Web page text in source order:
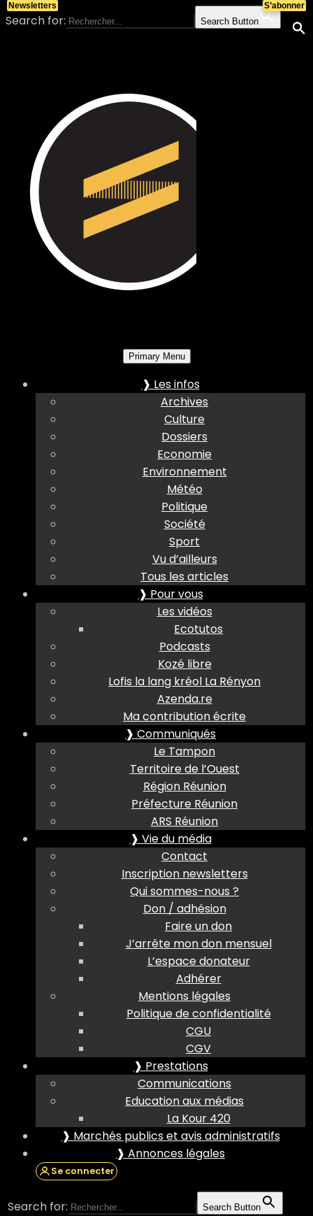
Search for: Search Button
Primary Menu
❱ Les infos
Archives
Culture
Dossiers
Economie
Environnement
Météo
Politique
Société
Sport
Vu d’ailleurs
Tous les articles
❱ Pour vous
Les vidéos
Ecotutos
Podcasts
Kozé libre
Lofis la lang kréol La Rényon
Azenda.re
Ma contribution écrite
❱ Communiqués
Le Tampon
Territoire de l’Ouest
Région Réunion
Préfecture Réunion
ARS Réunion
❱ Vie du média
Contact
Inscription newsletters
Qui sommes-nous ?
Don / adhésion
Faire un don
J’arrête mon don mensuel
L’espace donateur
Adhérer
Mentions légales
Politique de confidentialité
CGU
CGV
❱ Prestations
Communications
Education aux médias
La Kour 420
❱ Marchés publics et avis administratifs
❱ Annonces légales
Se connecter
Search for: Search Button
S’abonner
Newsletters